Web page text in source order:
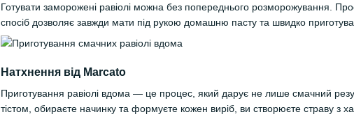
Готувати заморожені равіолі можна без попереднього розморожування.
спосіб дозволяє завжди мати під рукою домашню пасту та швидко
Натхнення від Marcato
Приготування равіолі вдома — це процес, який дарує не лише смачний
тістом, обираєте начинку та формуєте кожен виріб, ви створюєте страву